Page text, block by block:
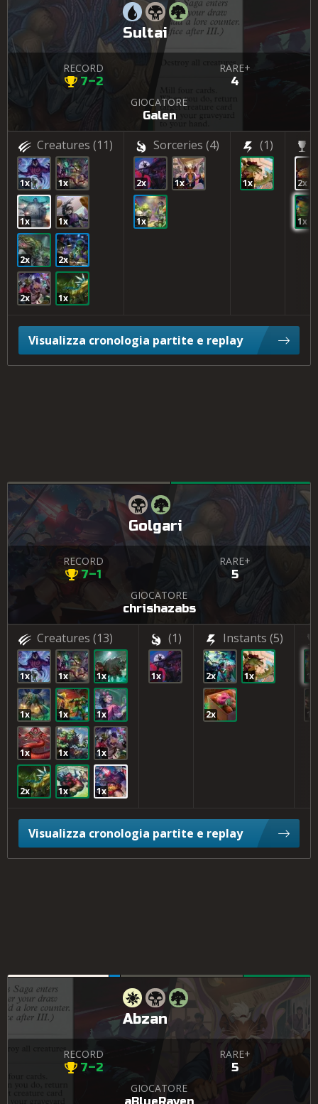
Sultai
RECORD
7–2
RARE+
4
GIOCATORE
Galen
Creatures (11)
1x 1x
1x 1x
2x 2x
2x 1x
Sorceries (4)
2x 1x
1x
(1)
1x 2x
1x
Visualizza cronologia partite e replay
Golgari
RECORD
7–1
RARE+
5
GIOCATORE
chrishazabs
Creatures (13)
1x 1x 1x
1x 1x 1x
1x 1x 1x
2x 1x 1x
(1)
1x
Instants (5)
2x 1x
2x
1x
1x
Visualizza cronologia partite e replay
Abzan
RECORD
7–2
RARE+
5
GIOCATORE